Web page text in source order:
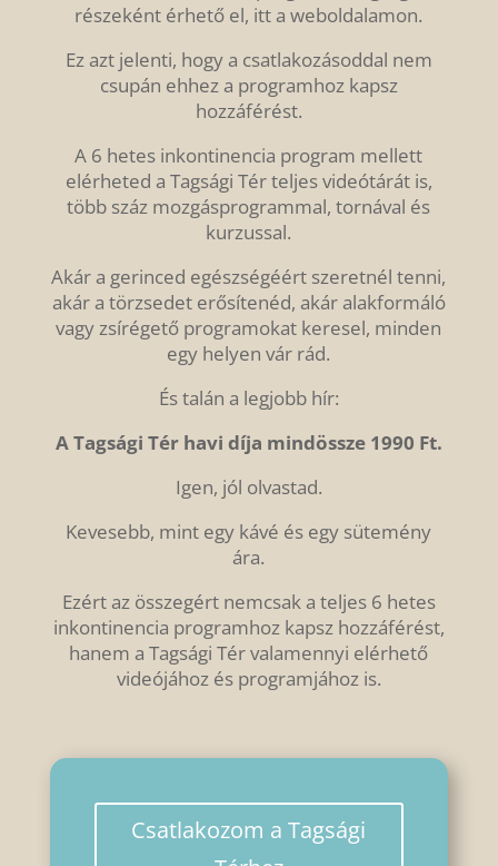
részeként érhető el, itt a weboldalamon.
Ez azt jelenti, hogy a csatlakozásoddal nem
csupán ehhez a programhoz kapsz
hozzáférést.
A 6 hetes inkontinencia program mellett
elérheted a Tagsági Tér teljes videótárát is,
több száz mozgásprogrammal, tornával és
kurzussal.
Akár a gerinced egészségéért szeretnél tenni,
akár a törzsedet erősítenéd, akár alakformáló
vagy zsírégető programokat keresel, minden
egy helyen vár rád.
És talán a legjobb hír:
A Tagsági Tér havi díja mindössze 1990 Ft.
Igen, jól olvastad.
Kevesebb, mint egy kávé és egy sütemény
ára.
Ezért az összegért nemcsak a teljes 6 hetes
inkontinencia programhoz kapsz hozzáférést,
hanem a Tagsági Tér valamennyi elérhető
videójához és programjához is.
Csatlakozom a Tagsági